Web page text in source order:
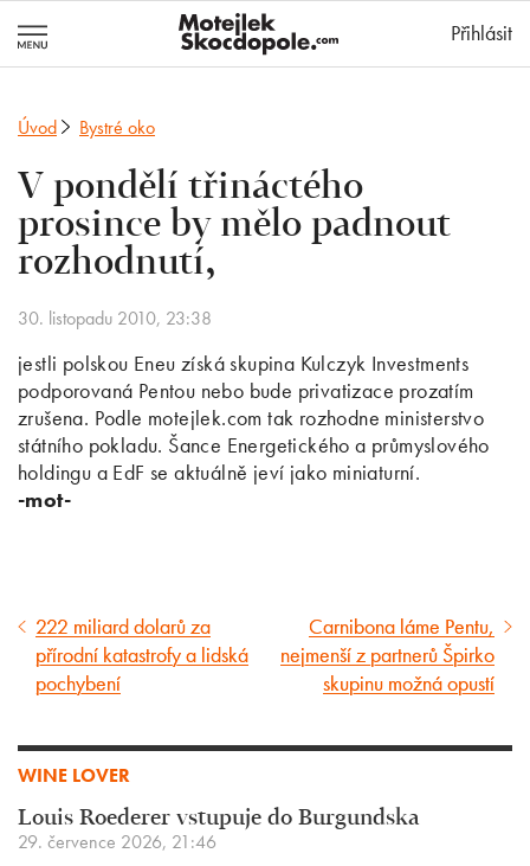
Přihlásit
Úvod Bystré oko
V pondělí třináctého
prosince by mělo padnout
rozhodnutí,
30. listopadu 2010, 23:38
jestli polskou Eneu získá skupina Kulczyk Investments
podporovaná Pentou nebo bude privatizace prozatím
zrušena. Podle motejlek.com tak rozhodne ministerstvo
státního pokladu. Šance Energetického a průmyslového
holdingu a EdF se aktuálně jeví jako miniaturní.
-mot-
Předcházející
článek
222 miliard dolarů za
přírodní katastrofy a lidská
pochybení
Následující
článek
Carnibona láme Pentu,
nejmenší z partnerů Špirko
skupinu možná opustí
WINE LOVER
Louis Roederer vstupuje do Burgundska
29. července 2026, 21:46